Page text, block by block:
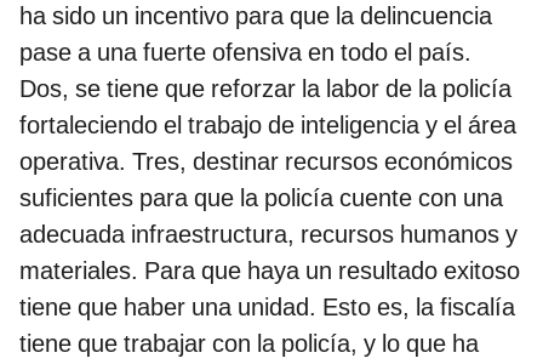
ha sido un incentivo para que la delincuencia
pase a una fuerte ofensiva en todo el país.
Dos, se tiene que reforzar la labor de la policía
fortaleciendo el trabajo de inteligencia y el área
operativa. Tres, destinar recursos económicos
suficientes para que la policía cuente con una
adecuada infraestructura, recursos humanos y
materiales. Para que haya un resultado exitoso
tiene que haber una unidad. Esto es, la fiscalía
tiene que trabajar con la policía, y lo que ha